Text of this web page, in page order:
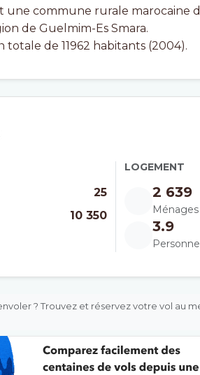
une commune rurale marocaine
de Guelmim-Es Smara.
de 11962 habitants (2004).
25
10 350
LOGEMENT
2 639
3.9
? Trouvez et réservez votre vol au